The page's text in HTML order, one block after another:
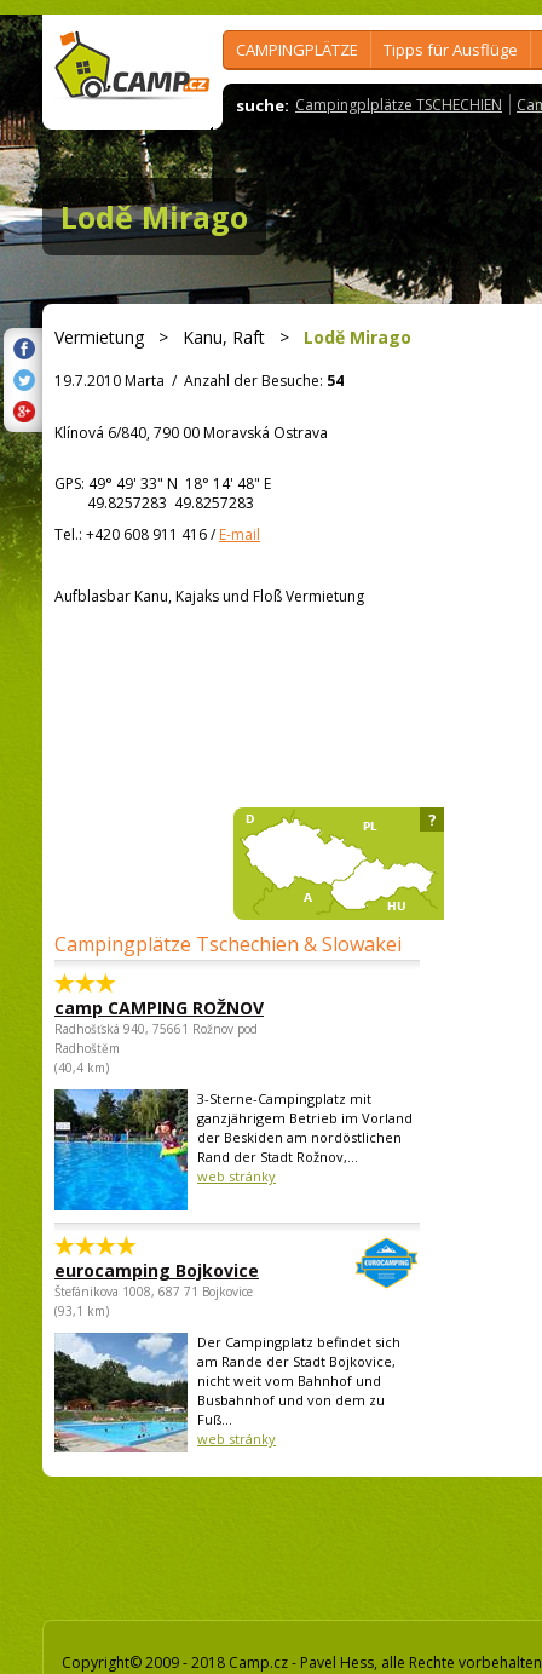
CAMPINGPLÄTZE Tipps für Ausflüge
suche: Campingplplätze TSCHECHIEN
Lodě Mirago
Vermietung> Kanu, Raft > Lodě Mirago
19.7.2010 Marta / Anzahl der Besuche: 54
Klínová 6/840, 790 00 Moravská Ostrava
GPS: 49° 49' 33" N 18° 14' 48" E
49.8257283 49.8257283
Tel.: +420 608 911 416/E-mail
Aufblasbar Kanu, Kajaks und Floß Vermietung
Campingplätze Tschechien & Slowakei
camp CAMPING ROŽNOV
Radhošťská 940, 75661 Rožnov pod
Radhoštěm
(40,4 km)
3-Sterne-Campingplatz mit
ganzjährigem Betrieb im Vorland
der Beskiden am nordöstlichen
Rand der Stadt Rožnov,...
web stránky
eurocamping Bojkovice
Štefánikova 1008, 687 71 Bojkovice
(93,1 km)
Der Campingplatz befindet sich
am Rande der Stadt Bojkovice,
nicht weit vom Bahnhof und
Busbahnhof und von dem zu
Fuß...
web stránky
?
Copyright© 2009 - 2018 Camp.cz - Pavel Hess, alle Rechte vorbehalten